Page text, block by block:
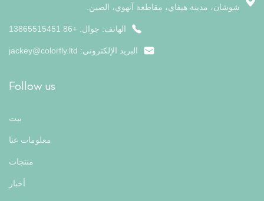
شوشان، مدينة هيفاي، مقاطعة آنهوي، الصين.
الهاتف: جوال: +86 13865515451
البريد الإلكتروني: jackey@colorfly.ltd
Follow us
بيت
معلومات عنا
منتجات
أخبار